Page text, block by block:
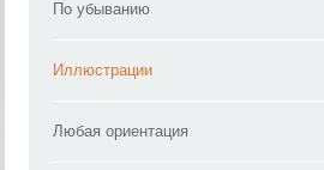
По убыванию
Иллюстрации
Любая ориентация